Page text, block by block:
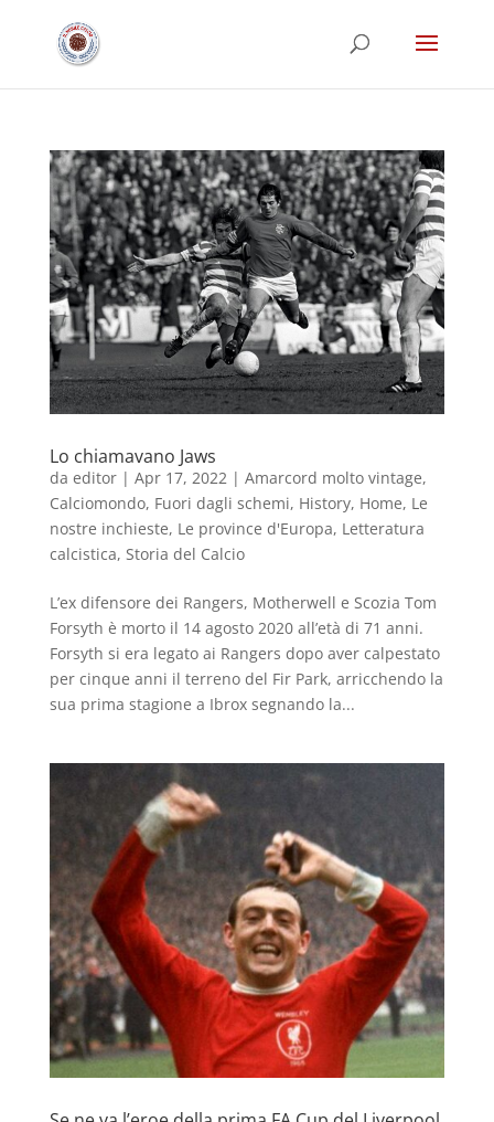
Lo chiamavano Jaws
da editor| Apr 17, 2022 | Amarcord molto vintage,
Calciomondo, Fuori dagli schemi, History, Home, Le
nostre inchieste, Le province d'Europa, Letteratura
calcistica, Storia del Calcio
L’ex difensore dei Rangers, Motherwell e Scozia Tom
Forsyth è morto il 14 agosto 2020 all’età di 71 anni.
Forsyth si era legato ai Rangers dopo aver calpestato
per cinque anni il terreno del Fir Park, arricchendo la
sua prima stagione a Ibrox segnando la...